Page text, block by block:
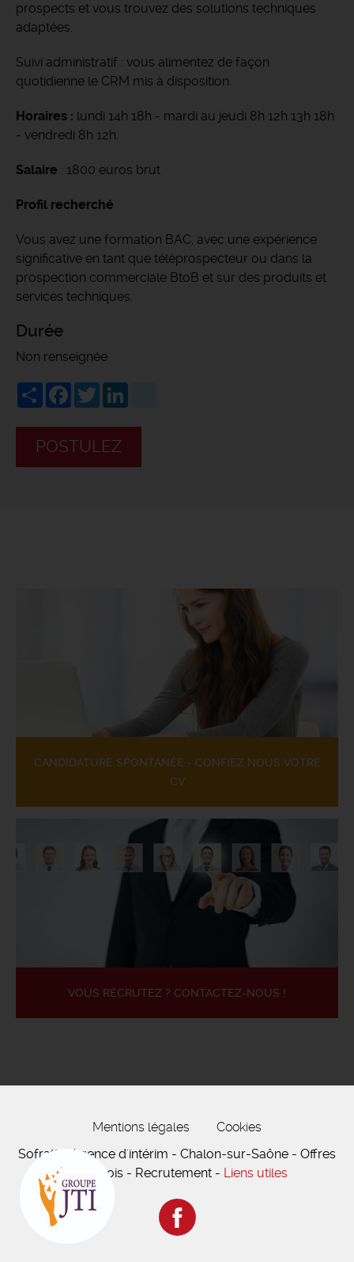
prospects et vous trouvez des solutions techniques
adaptées.
Suivi administratif : vous alimentez de façon
quotidienne le CRM mis à disposition.
Horaires : lundi 14h 18h - mardi au jeudi 8h 12h 13h 18h
- vendredi 8h 12h.
Salaire : 1800 euros brut
Profil recherché
Vous avez une formation BAC, avec une expérience
significative en tant que téléprospecteur ou dans la
prospection commerciale BtoB et sur des produits et
services techniques.
Durée
Non renseignée
ShareFacebook
Twitter
POSTULEZ
CANDIDATURE SPONTANÉE - CONFIEZ NOUS VOTRE
CV
VOUS RECRUTEZ ? CONTACTEZ-NOUS !
Mentions légales
Cookies
Sofratt - Agence d'intérim - Chalon-sur-Saône - Offres
d'emplois - Recrutement - Liens utiles